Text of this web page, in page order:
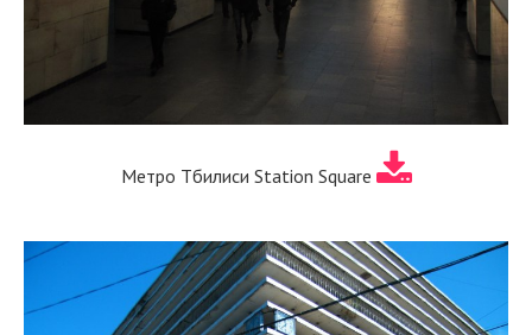
Метро Тбилиси Station Square